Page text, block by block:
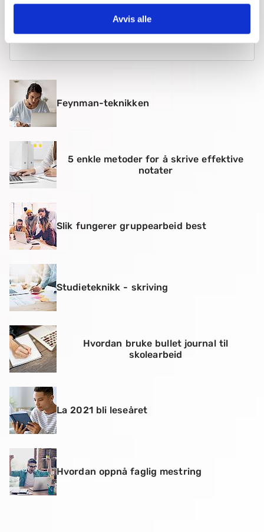
Avvis alle
Feynman-teknikken
5 enkle metoder for å skrive effektive
notater
Slik fungerer gruppearbeid best
Studieteknikk - skriving
Hvordan bruke bullet journal til
skolearbeid
La 2021 bli leseåret
Hvordan oppnå faglig mestring